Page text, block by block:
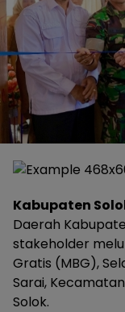
Kabupaten
Daerah
stakeholder
Gratis (MBG),
Sarai,
Solok.